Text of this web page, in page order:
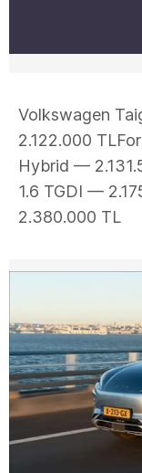
Volkswagen
2.122.000
Hybrid —
1.6 TGDI —
2.380.000 TL